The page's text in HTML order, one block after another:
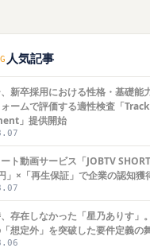
人気記事
新卒採用における性格・基礎能
ームで評価する適性検査「
」提供開始
ト動画サービス「JOBTV
」×「再生保証」で企業の認知獲
存在しなかった「星乃ありす」
想定外」を突破した要件定義の